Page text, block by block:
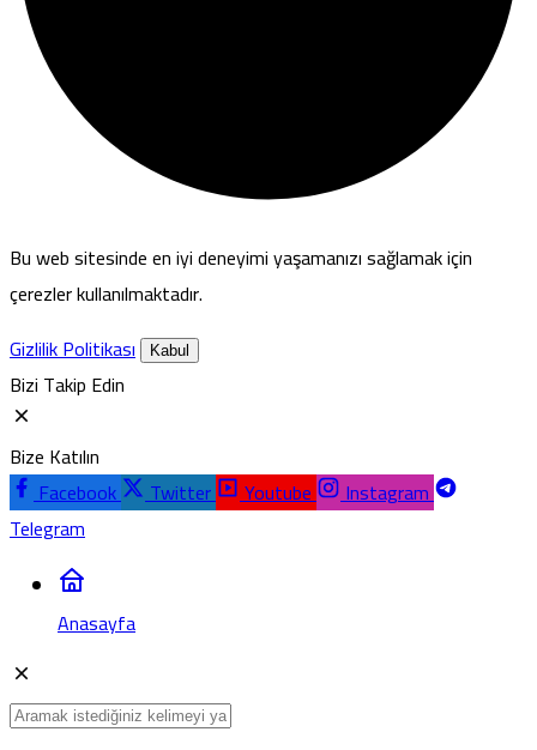
Bu web sitesinde en iyi deneyimi yaşamanızı sağlamak için
çerezler kullanılmaktadır.
Gizlilik Politikası
Kabul
Bizi Takip Edin
Bize Katılın
Facebook
Twitter Youtube
Instagram
Telegram
Anasayfa